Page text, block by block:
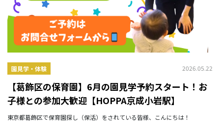
園見学・体験 2026.05.22
【葛飾区の保育園】6月の園見学予約スタート！お
子様との参加大歓迎【HOPPA京成小岩駅】
東京都葛飾区で保育園探し（保活）をされている皆様、こんにちは！